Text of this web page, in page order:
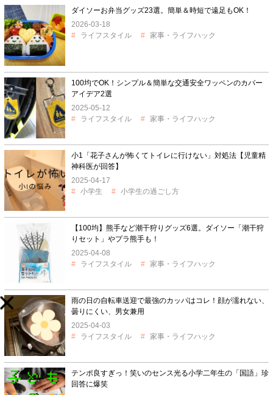
ダイソーお弁当グッズ23選。簡単＆時短で遠足もOK！
2026-03-18
ライフスタイル
家事・ライフハック
100均でOK！シンプル＆簡単な交通安全ワッペンのカバー
アイデア2選
2025-05-12
ライフスタイル
家事・ライフハック
小1「花子さんが怖くてトイレに行けない」対処法【児童精
神科医が回答】
2025-04-17
小学生
小学生の過ごし方
【100均】熊手など潮干狩りグッズ6選。ダイソー「潮干狩
りセット」やプラ熊手も！
2025-04-08
ライフスタイル
家事・ライフハック
雨の日の自転車送迎で最強のカッパはコレ！顔が濡れない、
曇りにくい、男女兼用
2025-04-03
ライフスタイル
家事・ライフハック
テンポ良すぎっ！笑いのセンス光る小学二年生の「国語」珍
回答に爆笑